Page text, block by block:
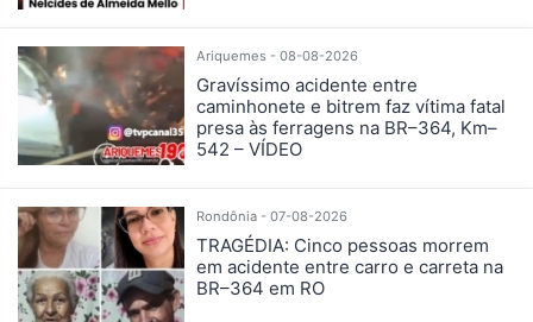
Ariquemes - 08-08-2026
Gravíssimo acidente entre
caminhonete e bitrem faz vítima fatal
presa às ferragens na BR–364, Km–
542 – VÍDEO
Rondônia - 07-08-2026
TRAGÉDIA: Cinco pessoas morrem
em acidente entre carro e carreta na
BR–364 em RO